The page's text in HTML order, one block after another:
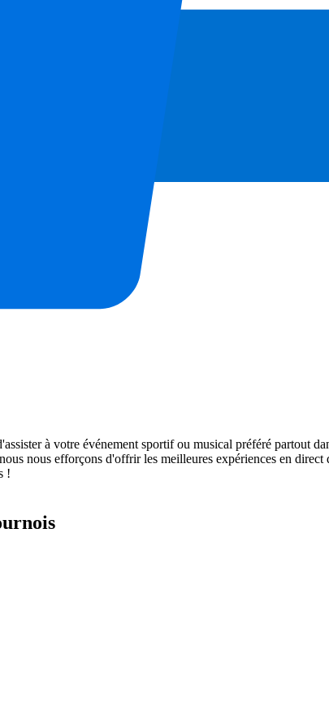
à votre événement sportif ou musical préféré partout
nous efforçons d'offrir les meilleures expériences en
!